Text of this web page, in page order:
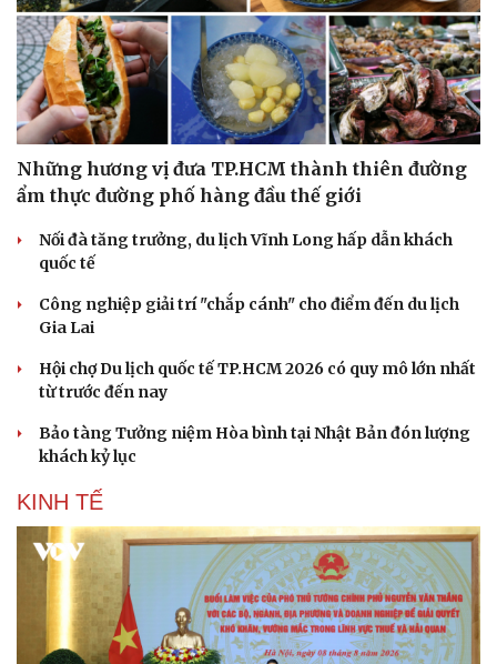
Du lịch
Tư vấn
Săn Tour
check-in
Podcast
Câu chuyện thời sự
Đọc truyện đêm khuya
Cửa sổ tình yêu
Kể chuyện cho bé
Hạt giống tâm hồn
Những hương vị đưa TP.HCM thành thiên đường
ẩm thực đường phố hàng đầu thế giới
Nối đà tăng trưởng, du lịch Vĩnh Long hấp dẫn khách
quốc tế
Công nghiệp giải trí "chắp cánh" cho điểm đến du lịch
Gia Lai
Hội chợ Du lịch quốc tế TP.HCM 2026 có quy mô lớn nhất
từ trước đến nay
Bảo tàng Tưởng niệm Hòa bình tại Nhật Bản đón lượng
khách kỷ lục
KINH TẾ